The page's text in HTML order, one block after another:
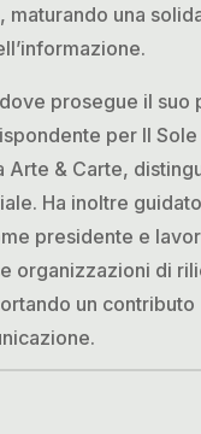
maturando una
prosegue il suo
per Il
& Carte,
Ha inoltre
presidente e
organizzazioni di
un contributo